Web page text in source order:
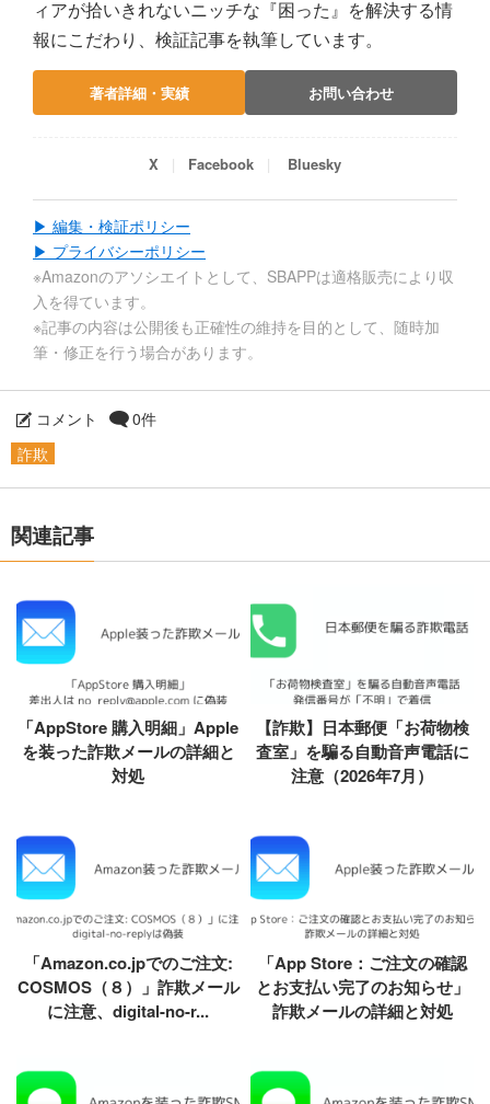
ィアが拾いきれないニッチな『困った』を解決する情
報にこだわり、検証記事を執筆しています。
著者詳細・実績 お問い合わせ
X Facebook Bluesky
▶ 編集・検証ポリシー
▶ プライバシーポリシー
※Amazonのアソシエイトとして、SBAPPは適格販売により収
入を得ています。
※記事の内容は公開後も正確性の維持を目的として、随時加
筆・修正を行う場合があります。
コメント
0件
詐欺
関連記事
「AppStore 購入明細」Apple
を装った詐欺メールの詳細と
対処
【詐欺】日本郵便「お荷物検
査室」を騙る自動音声電話に
注意（2026年7月）
「Amazon.co.jpでのご注文:
COSMOS（８）」詐欺メール
に注意、digital-no-r...
「App Store：ご注文の確認
とお支払い完了のお知らせ」
詐欺メールの詳細と対処